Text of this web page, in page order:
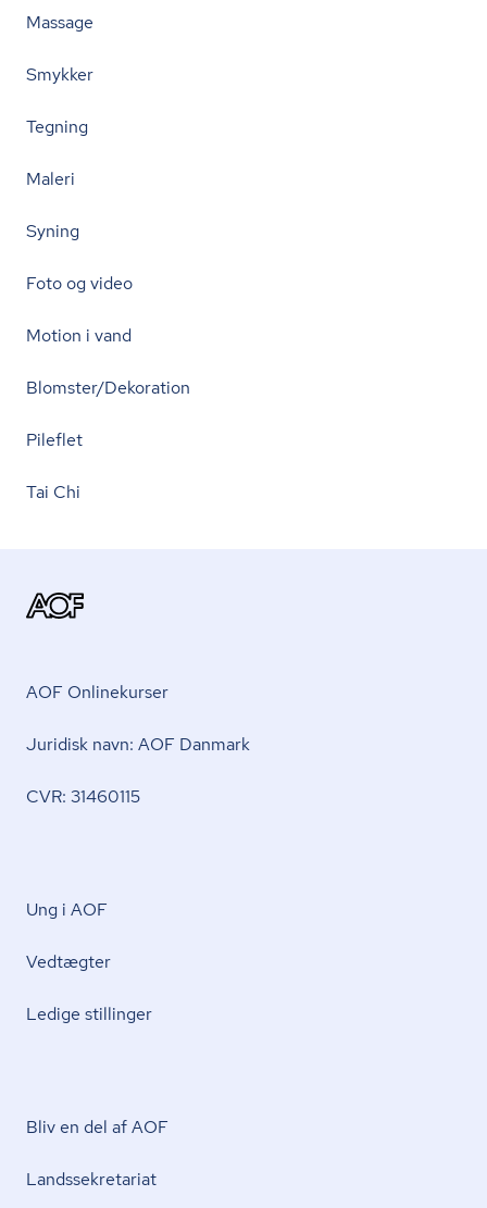
Massage
Smykker
Tegning
Maleri
Syning
Foto og video
Motion i vand
Blomster/Dekoration
Pileflet
Tai Chi
AOF Onlinekurser
Juridisk navn: AOF Danmark
CVR: 31460115
Ung i AOF
Vedtægter
Ledige stillinger
Bliv en del af AOF
Lands­se­kre­ta­ri­at